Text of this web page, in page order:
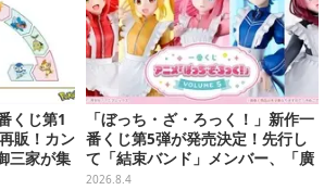
くじ第1
販！カン
三家が集
ど記念
「ぼっち・ざ・ろっく！」新作一
番くじ第5弾が発売決定！先行し
て「結束バンド」メンバー、「廣
井きくり」のメイド衣装フィギュ
2026.8.4